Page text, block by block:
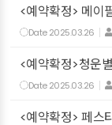
<예약확정> 메이
Date 2025.03.26
<예약확정>청운
Date 2025.03.26
<예약확정> 페스